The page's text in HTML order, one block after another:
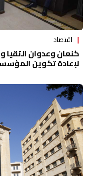
اقتصاد
كنعان وعدوان التقيا
لإعادة تكوين